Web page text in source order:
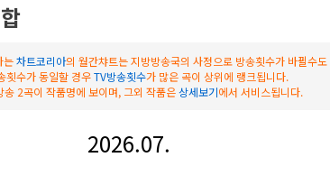
는차트코리아의 월간챠트는 지방방송국의 사정으로 방송횟수가 바뀔수
횟수가 동일할 경우TV방송횟수가 많은 곡이 상위에 랭크됩니다.
2곡이 작품명에 보이며, 그외 작품은상세보기에서 서비스됩니다.
2026.07.